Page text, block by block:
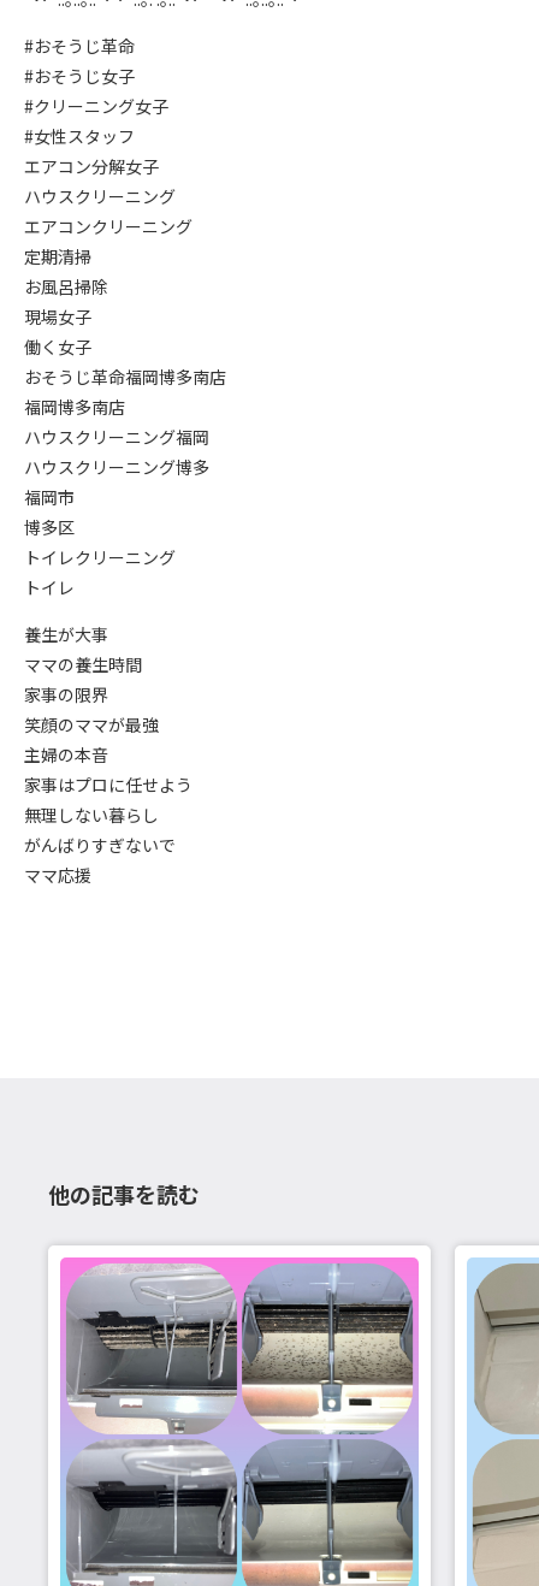
#おそうじ革命
#おそうじ女子
#クリーニング女子
#女性スタッフ
エアコン分解女子
ハウスクリーニング
エアコンクリーニング
定期清掃
お風呂掃除
現場女子
働く女子
おそうじ革命福岡博多南店
福岡博多南店
ハウスクリーニング福岡
ハウスクリーニング博多
福岡市
博多区
トイレクリーニング
トイレ
養生が大事
ママの養生時間
家事の限界
笑顔のママが最強
主婦の本音
家事はプロに任せよう
無理しない暮らし
がんばりすぎないで
ママ応援
他の記事を読む